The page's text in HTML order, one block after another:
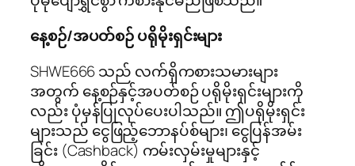
နေ့စဉ်/အပတ်စဉ် ပရိုမိုးရှင်းများ
SHWE666 သည် လက်ရှိကစားသမားများ
အတွက် နေ့စဉ်နှင့်အပတ်စဉ် ပရိုမိုးရှင်းများကို
လည်း ပုံမှန်ပြုလုပ်ပေးပါသည်။ ဤပရိုမိုးရှင်း
များသည် ငွေဖြည့်ဘောနပ်စ်များ၊ ငွေပြန်အမ်း
ခြင်း (Cashback) ကမ်းလှမ်းမှုများနှင့်